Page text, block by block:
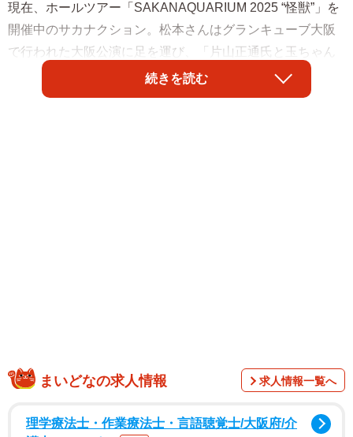
現在、ホールツアー「SAKANAQUARIUM 2025 “怪獣”」を
開催中のサカナクション。松本さんはグランキューブ大阪
で行われた大阪公演に足を運び、「片山正通氏と玉ちゃん
経由のお誘いで、サカナクションのライブへ。第一印象は
心の綺麗な人だなって。よろしくね」と綴りました。
続きを読む
まいどなの求人情報 求人情報一覧へ
理学療法士・作業療法士・言語聴覚士/大阪府/介